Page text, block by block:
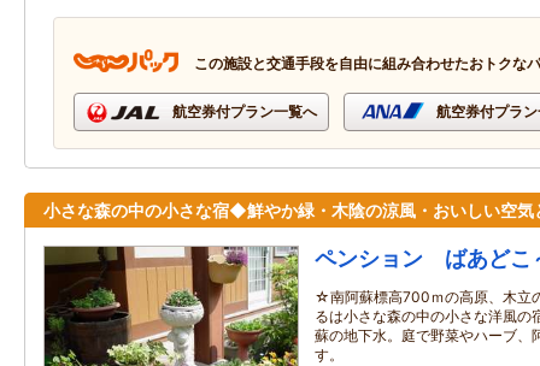
この施設と交通手段を自由に組み合わせたおトクな
航空券付プラン一覧へ 航空券付プラ
小さな森の中の小さな宿◆鮮やか緑・木陰の涼風・おいしい空気
ペンション ばあどこ
☆南阿蘇標高700ｍの高原、木立
るは小さな森の中の小さな洋風の
蘇の地下水。庭で野菜やハーブ、
す。